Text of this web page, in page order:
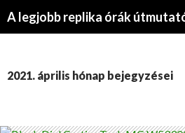
2021. április hónap bejegyzései